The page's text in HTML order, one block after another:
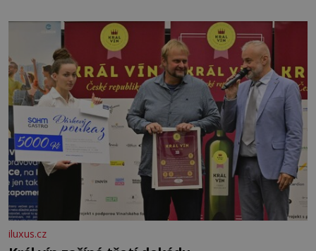
král. Nebo že by ne? Mongolové od roku 1223 postupují
podél Kaspického a Azovského moře,
iluxus.cz